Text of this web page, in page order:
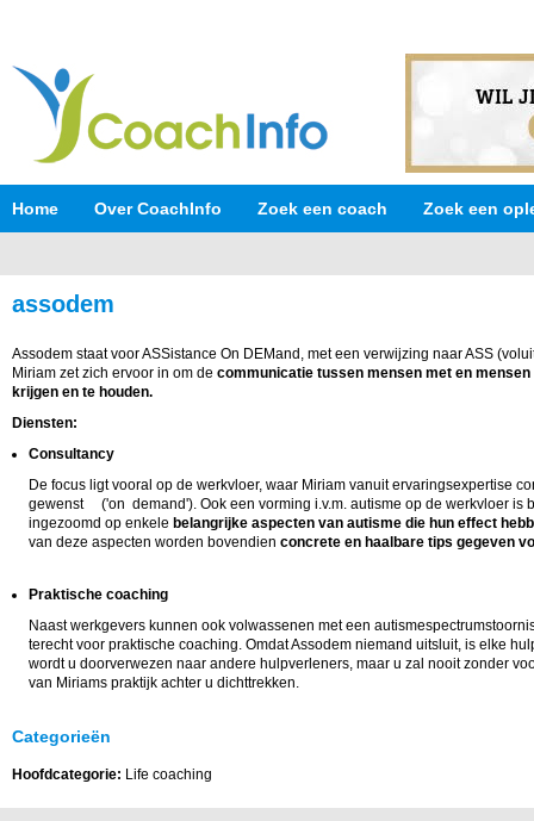
Home Over CoachInfo Zoek een coach Zoek een
assodem
Assodem staat voor ASSistance On DEMand, met een verwijzing naar ASS
Miriam zet zich ervoor in om de communicatie tussen mensen met en
krijgen en te houden.
Diensten:
Consultancy
De focus ligt vooral op de werkvloer, waar Miriam vanuit ervaringsexpertise
gewenst ('on demand'). Ook een vorming i.v.m. autisme op de werkvloer is
ingezoomd op enkele belangrijke aspecten van autisme die hun effect
van deze aspecten worden bovendien concrete en haalbare tips gegeven
Praktische coaching
Naast werkgevers kunnen ook volwassenen met een
terecht voor praktische coaching. Omdat Assodem niemand uitsluit, is elke
wordt u doorverwezen naar andere hulpverleners, maar u zal nooit zonder
van Miriams praktijk achter u dichttrekken.
Categorieën
Hoofdcategorie: Life coaching